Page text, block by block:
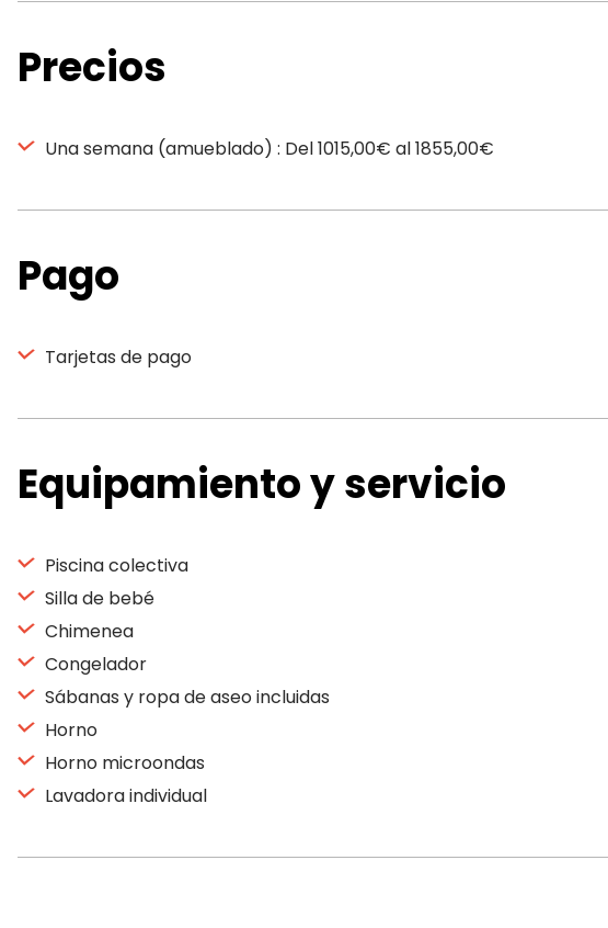
Precios
Una semana (amueblado) : Del 1015,00€ al 1855,00€
Pago
Tarjetas de pago
Equipamiento y servicio
Piscina colectiva
Silla de bebé
Chimenea
Congelador
Sábanas y ropa de aseo incluidas
Horno
Horno microondas
Lavadora individual